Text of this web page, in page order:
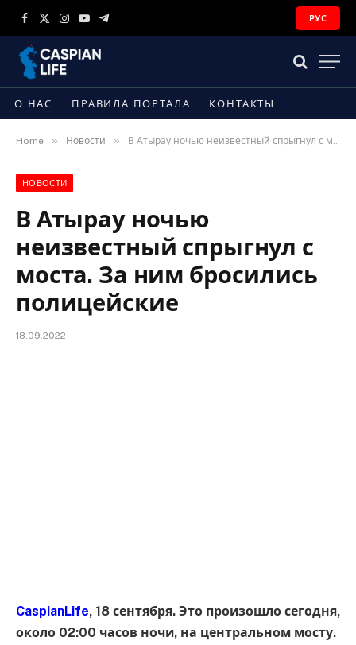
Facebook
X
Instagram
YouTubeTelegram
РУС
О НАС ПРАВИЛА ПОРТАЛА КОНТАКТЫ
Home » Новости » В Атырау ночью неизвестный спрыгнул с моста. За ним бросились полицейские
НОВОСТИ
В Атырау ночью
неизвестный спрыгнул с
моста. За ним бросились
полицейские
18.09.2022
CaspianLife, 18 сентября. Это произошло сегодня,
около 02:00 часов ночи, на центральном мосту.